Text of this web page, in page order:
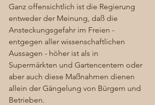
Ganz offensichtlich ist die Regierung
entweder der Meinung, daß die
Ansteckungsgefahr im Freien -
entgegen aller wissenschaftlichen
Aussagen - höher ist als in
Supermärkten und Gartencentern oder
aber auch diese Maßnahmen dienen
allein der Gängelung von Bürgern und
Betrieben.